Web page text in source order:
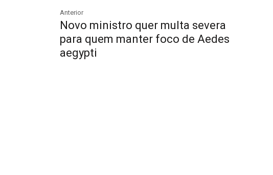
Anterior
Novo ministro quer multa severa
para quem manter foco de Aedes
aegypti